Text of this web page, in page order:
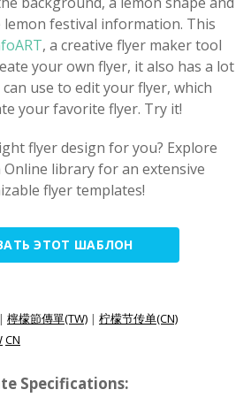
festival information. This
, a creative flyer maker tool
your own flyer, it also has a lot
use to edit your flyer, which
your favorite flyer. Try it!
flyer design for you? Explore
library for an extensive
flyer templates!
ЭТОТ ШАБЛОН
| 檸檬節傳單(TW) | 柠檬节传单(CN)
CN
Specifications: